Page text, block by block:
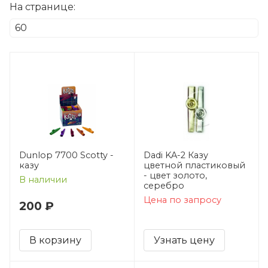
На странице:
Dunlop 7700 Scotty -
казу
В наличии
200 ₽
В корзину
Dadi KA-2 Казу
цветной пластиковый
- цвет золото,
серебро
Цена по запросу
Узнать цену